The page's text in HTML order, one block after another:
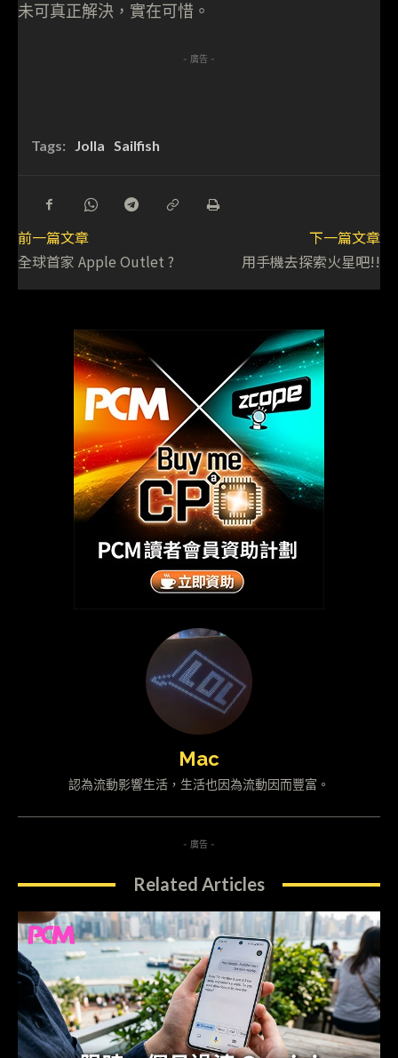
未可真正解決，實在可惜。
- 廣告 -
Tags: Jolla Sailfish
前一篇文章
全球首家 Apple Outlet ?
下一篇文章
用手機去探索火星吧!!
Mac
認為流動影響生活，生活也因為流動因而豐富。
- 廣告 -
Related Articles